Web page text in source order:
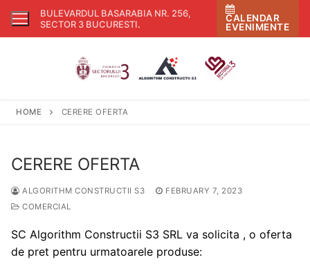
Skip
BULEVARDUL BASARABIA NR. 256,
SECTOR 3 BUCURESTI.
CALENDAR
EVENIMENTE
HOME CERERE OFERTA
CERERE OFERTA
ALGORITHM CONSTRUCTII S3
FEBRUARY 7, 2023
COMERCIAL
SC Algorithm Constructii S3 SRL va solicita , o oferta
de pret pentru urmatoarele produse: